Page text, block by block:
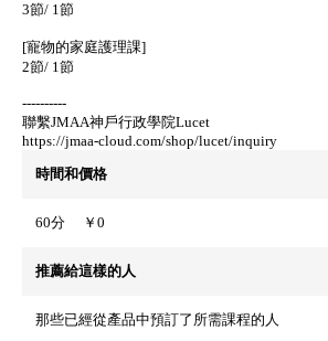
3節/ 1節
[寵物的家庭護理課]
2節/ 1節
----------
聯繫JMAA神戶行政學院Lucet
https://jmaa-cloud.com/shop/lucet/inquiry
時間和價格
60分 ￥0
推薦給這樣的人
那些已經從產品中預訂了所需課程的人